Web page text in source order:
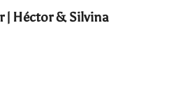
| Héctor & Silvina